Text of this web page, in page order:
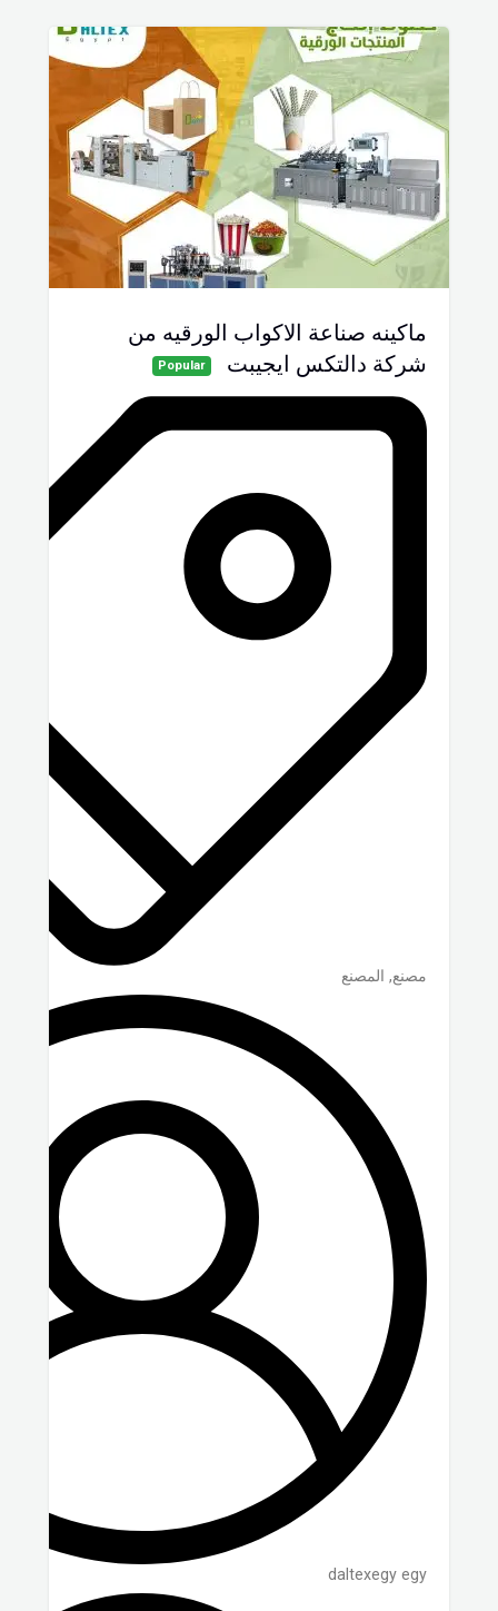
ماكينه صناعة الاكواب الورقيه من
شركة دالتكس ايجيبت
Popular
مصنع, المصنع
daltexegy egy